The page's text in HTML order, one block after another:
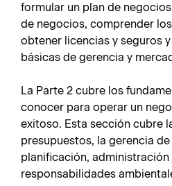
formular un plan de
de negocios, comprender
obtener licencias y seguros
básicas de gerencia y
La Parte 2 cubre los
conocer para operar un
exitoso. Esta sección cubre
presupuestos, la gerencia
planificación,
responsabilidades